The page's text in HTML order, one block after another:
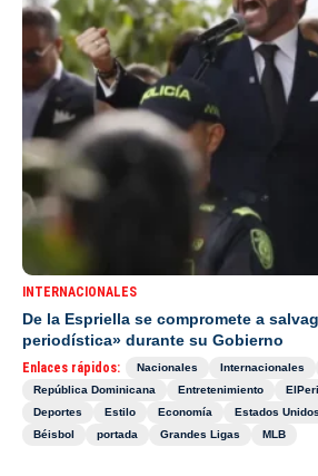
INTERNACIONALES
De la Espriella se compromete a
periodística» durante su Gobierno
Enlaces rápidos: Nacionales Internacionales
República Dominicana
Entretenimiento
Deportes
Estilo Economía Estados Unidos
Béisbol
portada Grandes Ligas MLB